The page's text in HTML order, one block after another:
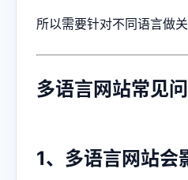
所以需要针对不同语言做关
多语言网站常见
1、多语言网站会